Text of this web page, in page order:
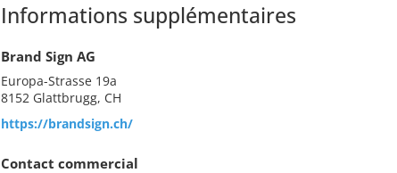
Informations supplémentaires
Brand Sign AG
Europa-Strasse 19a
8152 Glattbrugg, CH
https://brandsign.ch/
Contact commercial